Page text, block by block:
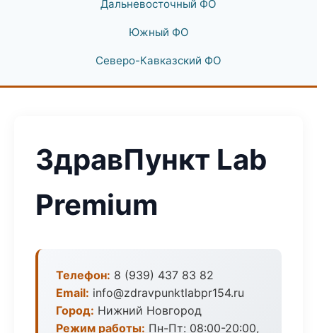
Дальневосточный ФО
Южный ФО
Северо-Кавказский ФО
ЗдравПункт Lab
Premium
Телефон: 8 (939) 437 83 82
Email: info@zdravpunktlabpr154.ru
Город: Нижний Новгород
Режим работы: Пн-Пт: 08:00-20:00,